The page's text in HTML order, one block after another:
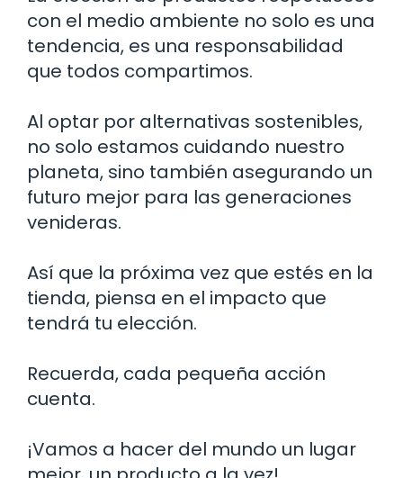
con el medio ambiente no solo es una
tendencia, es una responsabilidad
que todos compartimos.
Al optar por alternativas sostenibles,
no solo estamos cuidando nuestro
planeta, sino también asegurando un
futuro mejor para las generaciones
venideras.
Así que la próxima vez que estés en la
tienda, piensa en el impacto que
tendrá tu elección.
Recuerda, cada pequeña acción
cuenta.
¡Vamos a hacer del mundo un lugar